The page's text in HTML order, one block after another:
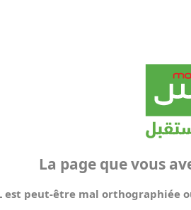
La page que vous
est peut-être mal orthographiée